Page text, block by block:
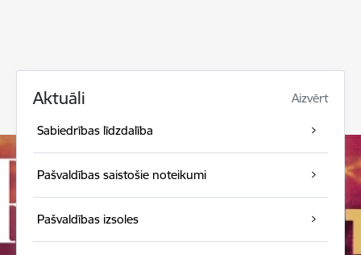
Aktuāli Aizvērt
Sabiedrības līdzdalība
Pašvaldības saistošie noteikumi
Pašvaldības izsoles